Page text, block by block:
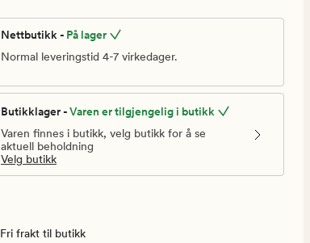
Nettbutikk - På lager
Normal leveringstid 4-7 virkedager.
Butikklager -Varen er tilgjengelig i butikk
Varen finnes i butikk, velg butikk for å se
aktuell beholdning
Velg butikk
Fri frakt til butikk